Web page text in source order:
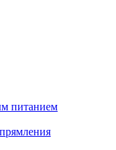
питанием